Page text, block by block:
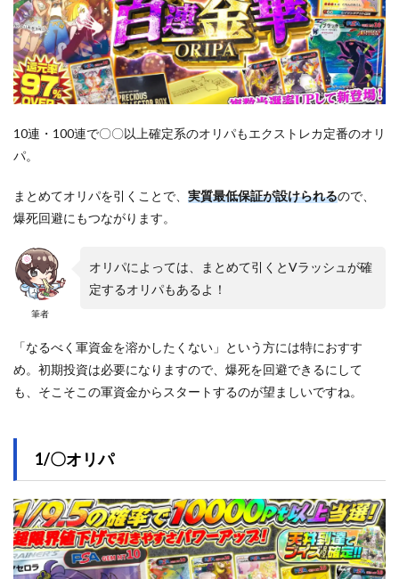
10連・100連で〇〇以上確定系のオリパもエクストレカ定番のオリ
パ。
まとめてオリパを引くことで、 実質最低保証が設けられるので、
爆死回避にもつながります。
筆者
オリパによっては、まとめて引くとVラッシュが確
定するオリパもあるよ！
「なるべく軍資金を溶かしたくない」という方には特におすす
め。初期投資は必要になりますので、爆死を回避できるにして
も、そこそこの軍資金からスタートするのが望ましいですね。
1/〇オリパ